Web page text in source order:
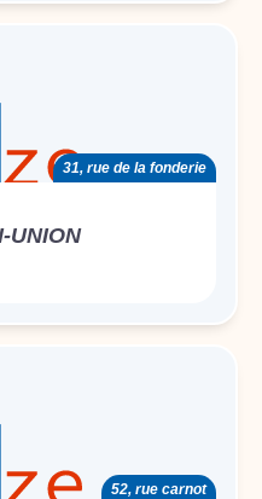
31, rue de la fonderie
UNION
52, rue carnot